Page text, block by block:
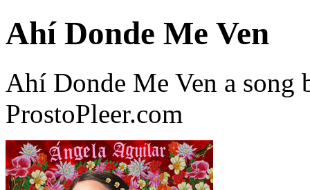
Ahí Donde Me Ven
Ahí Donde Me Ven a
ProstoPleer.com